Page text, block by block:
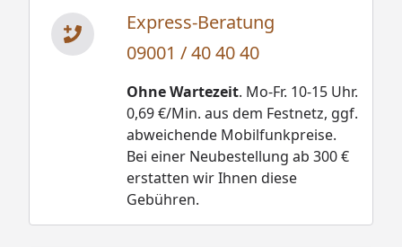
Express-Beratung
09001 / 40 40 40
Ohne Wartezeit. Mo-Fr. 10-15 Uhr.
0,69 €/Min. aus dem Festnetz, ggf.
abweichende Mobilfunkpreise.
Bei einer Neubestellung ab 300 €
erstatten wir Ihnen diese
Gebühren.